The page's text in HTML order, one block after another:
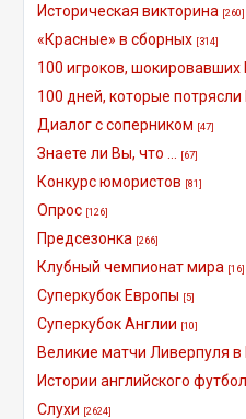
Историческая викторина [260]
«Красные» в сборных [314]
100 игроков, шокировавших
100 дней, которые потрясли
Диалог с соперником [47]
Знаете ли Вы, что ... [67]
Конкурс юмористов [81]
Опрос [126]
Предсезонка [266]
Клубный чемпионат мира [16]
Суперкубок Европы [5]
Суперкубок Англии [10]
Великие матчи Ливерпуля
Истории английского
Слухи [2624]